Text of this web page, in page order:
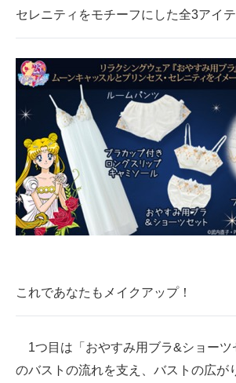
スマホと通信の最新トレンド
好きが集まる 比べて選べる
ビジネスと働き方のヒント
AI活用のいまが分かる
企業ITのトレンドを詳説
経営リーダーのコミュニティ
ITエンジニア向け専門サイト
IT製品の技術・比較・事例
セレニティをモチーフにした全3アイテ
これであなたもメイクアップ！
1つ目は「おやすみ用ブラ&ショーツ
のバストの流れを支え、バストの広が